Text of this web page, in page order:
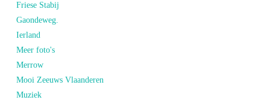
Friese Stabij
Gaondeweg.
Ierland
Meer foto's
Merrow
Mooi Zeeuws Vlaanderen
Muziek